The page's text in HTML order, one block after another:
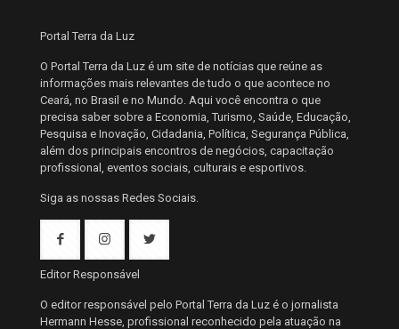
Portal Terra da Luz
O Portal Terra da Luz é um site de notícias que reúne as
informações mais relevantes de tudo o que acontece no
Ceará, no Brasil e no Mundo. Aqui você encontra o que
precisa saber sobre a Economia, Turismo, Saúde, Educação,
Pesquisa e Inovação, Cidadania, Política, Segurança Pública,
além dos principais encontros de negócios, capacitação
profissional, eventos sociais, culturais e esportivos.
Siga as nossas Redes Sociais.
Editor Responsável
O editor responsável pelo Portal Terra da Luz é o jornalista
Hermann Hesse, profissional reconhecido pela atuação na